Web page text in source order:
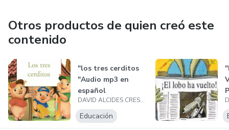
Otros productos de quien creó este
contenido
"los tres cerditos
"Audio mp3 en
español
DAVID ALCIDES CRESPO CCERHUAYO
Educación